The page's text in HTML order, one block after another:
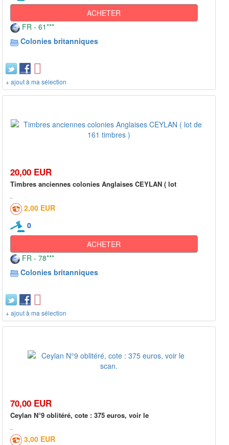
ACHETER
FR - 61***
Colonies britanniques
+ ajout à ma sélection
20,00 EUR
Timbres anciennes colonies Anglaises CEYLAN ( lot
2,00 EUR
0
ACHETER
FR - 78***
Colonies britanniques
+ ajout à ma sélection
70,00 EUR
Ceylan N°9 oblitéré, cote : 375 euros, voir le
3,00 EUR